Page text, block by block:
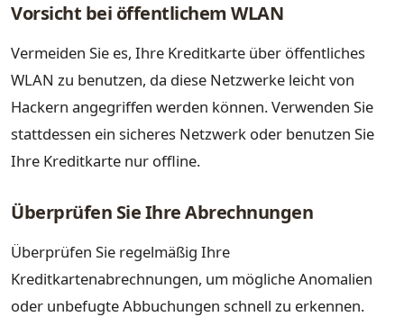
Vorsicht bei öffentlichem WLAN
Vermeiden Sie es, Ihre Kreditkarte über öffentliches
WLAN zu benutzen, da diese Netzwerke leicht von
Hackern angegriffen werden können. Verwenden Sie
stattdessen ein sicheres Netzwerk oder benutzen Sie
Ihre Kreditkarte nur offline.
Überprüfen Sie Ihre Abrechnungen
Überprüfen Sie regelmäßig Ihre
Kreditkartenabrechnungen, um mögliche Anomalien
oder unbefugte Abbuchungen schnell zu erkennen.